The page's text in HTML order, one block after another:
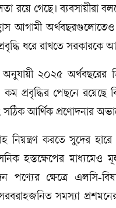
রয়ে গেছে। ব্যবসায়ীরা
আগামী অর্থবছরগুলোতেও
ধরে রাখতে
অনুযায়ী ২০২৫
প্রবৃদ্ধির পেছনে রয়েছে
সঠিক আর্থিক প্রণোদনার
নিয়ন্ত্রণ করতে সুদের
হস্তক্ষেপের মাধ্যমেও
পণ্যের ক্ষেত্রে এলসি-
সমস্যা প্রশমনের